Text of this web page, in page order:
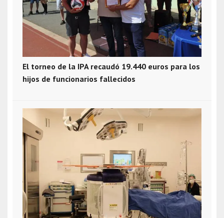
El torneo de la IPA recaudó 19.440 euros para los
hijos de funcionarios fallecidos